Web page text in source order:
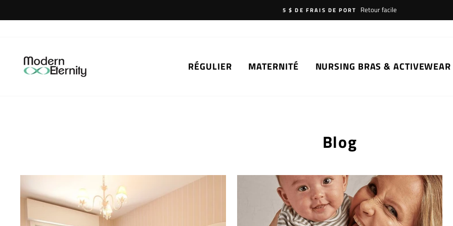
au
5 $ DE FRAIS DE PORT
Retour facile
RÉGULIER MATERNITÉ NURSING BRAS & ACTIVEWEAR
Blog